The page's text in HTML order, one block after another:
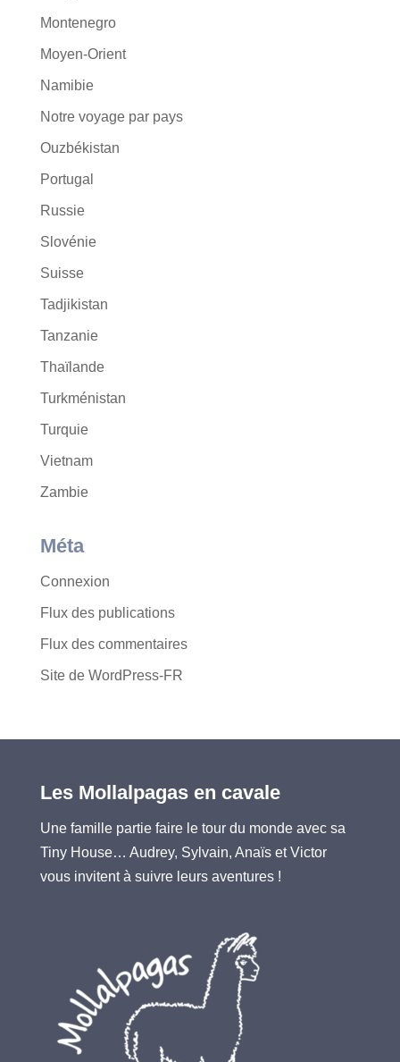
Montenegro
Moyen-Orient
Namibie
Notre voyage par pays
Ouzbékistan
Portugal
Russie
Slovénie
Suisse
Tadjikistan
Tanzanie
Thaïlande
Turkménistan
Turquie
Vietnam
Zambie
Méta
Connexion
Flux des publications
Flux des commentaires
Site de WordPress-FR
Les Mollalpagas en cavale
Une famille partie faire le tour du monde avec sa
Tiny House… Audrey, Sylvain, Anaïs et Victor
vous invitent à suivre leurs aventures !